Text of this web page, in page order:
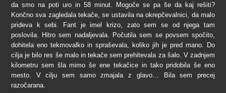
da smo na poti uro in 58 minut. Mogoče se pa še da kaj rešiti?
Končno sva zagledala tekače, se ustavila na okrepčevalnici, da malo
prideva k sebi. Fant je imel krizo, zato sem se od njega tam
poslovila. Hitro sem nadaljevala. Počutila sem se povsem spočito,
dohitela eno tekmovalko in spraševala, koliko jih je pred mano. Do
cilja je bilo res še malo in tekače sem prehitevala za šalo. V zadnjem
kilometru sem šla mimo še ene tekačice in tako pridobila še eno
mesto. V cilju sem samo zmajala z glavo… Bila sem precej
razočarana.